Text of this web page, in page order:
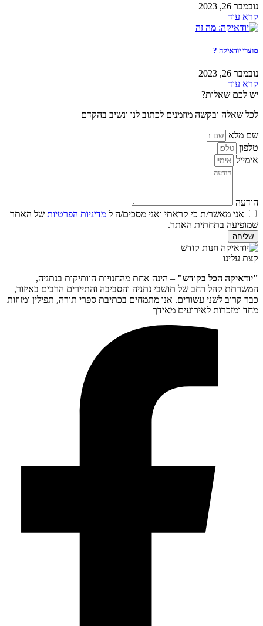
נובמבר 26, 2023
קרא עוד
מוצרי יודאיקה ?
נובמבר 26, 2023
קרא עוד
יש לכם שאלות?
לכל שאלה ובקשה מוזמנים לכתוב לנו ונשיב בהקדם
שם מלא
טלפון
אימייל
הודעה
אני מאשר/ת כי קראתי ואני מסכים/ה ל מדיניות הפרטיות של האתר
שמופיעה בתחתית האתר.
שליחה
קצת עלינו
"יודאיקה הכל בקודש" – הינה אחת מהחנויות הוותיקות בנתניה,
המשרתת קהל רחב של תושבי נתניה והסביבה והתיירים הרבים באיזור,
כבר קרוב לשני עשורים. אנו מתמחים בכתיבת ספרי תורה, תפילין ומזוזות
מחד ומזכרות לאירועים מאידך